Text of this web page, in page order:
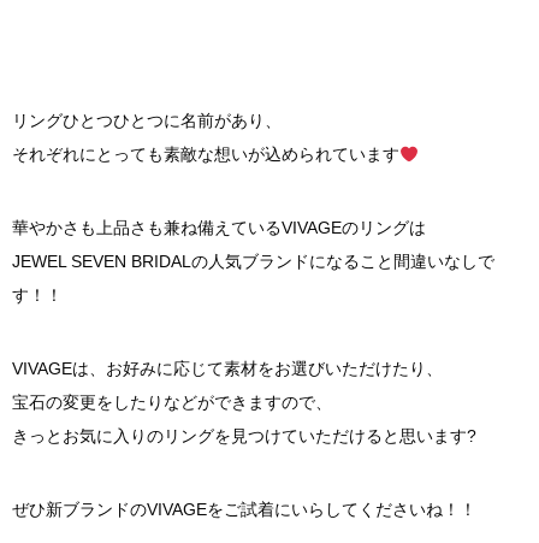
リングひとつひとつに名前があり、
それぞれにとっても素敵な想いが込められています
華やかさも上品さも兼ね備えているVIVAGEのリングは
JEWEL SEVEN BRIDALの人気ブランドになること間違いなしで
す！！
VIVAGEは、お好みに応じて素材をお選びいただけたり、
宝石の変更をしたりなどができますので、
きっとお気に入りのリングを見つけていただけると思います?
ぜひ新ブランドのVIVAGEをご試着にいらしてくださいね！！